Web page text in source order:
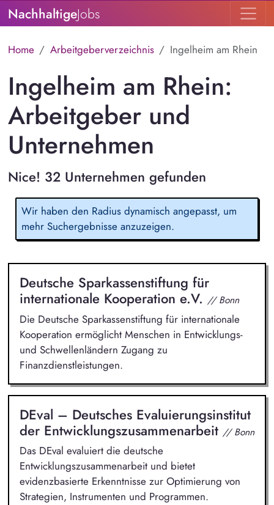
NachhaltigeJobs
Home Arbeitgeberverzeichnis Ingelheim am Rhein
Ingelheim am Rhein:
Arbeitgeber und
Unternehmen
Nice! 32 Unternehmen gefunden
Wir haben den Radius dynamisch angepasst, um
mehr Suchergebnisse anzuzeigen.
Deutsche Sparkassenstiftung für
internationale Kooperation e.V. // Bonn
Die Deutsche Sparkassenstiftung für internationale
Kooperation ermöglicht Menschen in Entwicklungs-
und Schwellenländern Zugang zu
Finanzdienstleistungen.
DEval – Deutsches Evaluierungsinstitut
der Entwicklungszusammenarbeit // Bonn
Das DEval evaluiert die deutsche
Entwicklungszusammenarbeit und bietet
evidenzbasierte Erkenntnisse zur Optimierung von
Strategien, Instrumenten und Programmen.